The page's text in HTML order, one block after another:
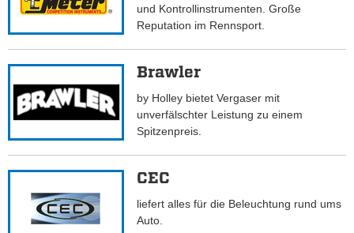
und Kontrollinstrumenten. Große
Reputation im Rennsport.
Brawler
by Holley bietet Vergaser mit
unverfälschter Leistung zu einem
Spitzenpreis.
CEC
liefert alles für die Beleuchtung rund ums
Auto.